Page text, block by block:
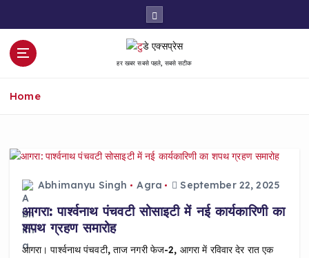
हर खबर सबसे पहले, सबसे सटीक
Home
Abhimanyu Singh Agra September 22, 2025
आगरा: पार्श्वनाथ पंचवटी सोसाइटी में नई कार्यकारिणी का
शपथ ग्रहण समारोह
आगरा। पार्श्वनाथ पंचवटी, ताज नगरी फेज-2, आगरा में रविवार देर रात एक